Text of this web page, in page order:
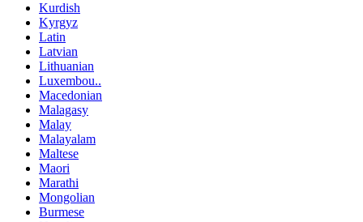
Kurdish
Kyrgyz
Latin
Latvian
Lithuanian
Luxembou..
Macedonian
Malagasy
Malay
Malayalam
Maltese
Maori
Marathi
Mongolian
Burmese